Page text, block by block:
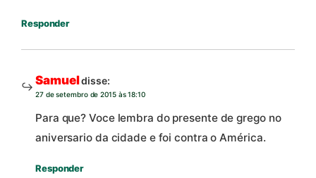
Responder
Samueldisse:
27 de setembro de 2015 às 18:10
Para que? Voce lembra do presente de grego no
aniversario da cidade e foi contra o América.
Responder